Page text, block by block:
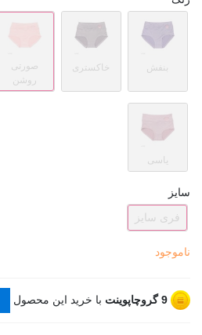
بنفش خاکستری
صورتی
روشن
یاسی
سایز
فری سایز
ناموجود
9گروچاپوینت با خرید این محصول